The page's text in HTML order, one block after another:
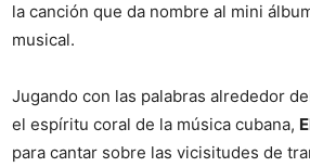
la canción que da nombre al mini
musical.
Jugando con las palabras alrededor
el espíritu coral de la música cubana,
para cantar sobre las vicisitudes de